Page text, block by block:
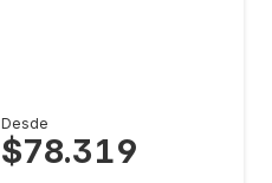
Desde
$78.319